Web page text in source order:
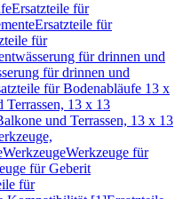
Ersatzteile für
Ersatzteile für
für
für drinnen und
für drinnen und
für Bodenabläufe 13 x
13 x 13
und Terrassen, 13 x 13
WerkzeugeWerkzeuge für
für Geberit
für